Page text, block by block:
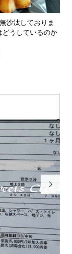
沙汰しておりま
どうしているのか
